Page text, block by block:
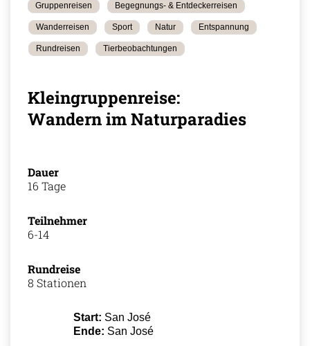
Gruppenreisen Begegnungs- & Entdeckerreisen
Wanderreisen Sport Natur Entspannung
Rundreisen Tierbeobachtungen
Kleingruppenreise:
Wandern im Naturparadies
Dauer
16 Tage
Teilnehmer
6-14
Rundreise
8 Stationen
Start: San José
Ende: San José